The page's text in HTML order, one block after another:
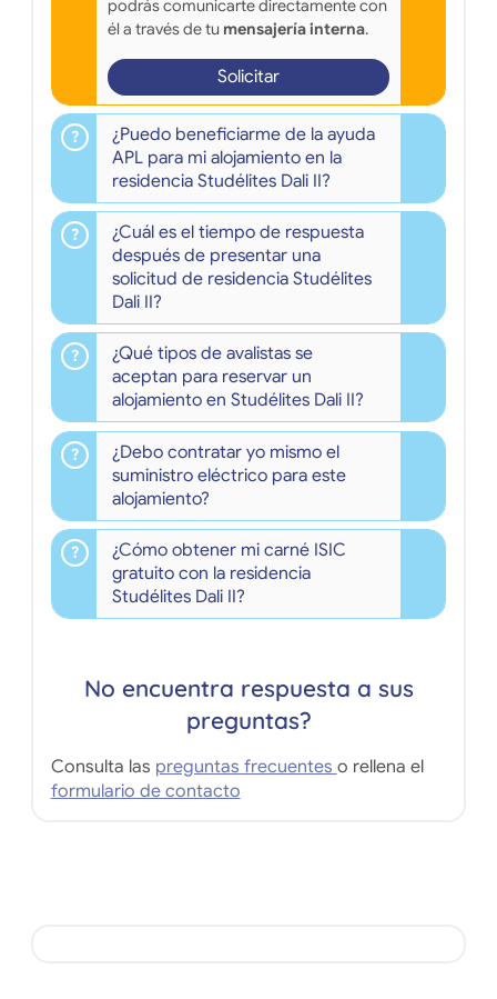
podrás comunicarte directamente con
él a través de tu mensajería interna.
Solicitar
¿Puedo beneficiarme de la ayuda
APL para mi alojamiento en la
residencia Studélites Dali II?
¿Cuál es el tiempo de respuesta
después de presentar una
solicitud de residencia Studélites
Dali II?
¿Qué tipos de avalistas se
aceptan para reservar un
alojamiento en Studélites Dali II?
¿Debo contratar yo mismo el
suministro eléctrico para este
alojamiento?
¿Cómo obtener mi carné ISIC
gratuito con la residencia
Studélites Dali II?
No encuentra respuesta a sus
preguntas?
Consulta las preguntas frecuentes o rellena el
formulario de contacto